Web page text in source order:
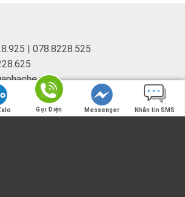
| 078.8228.525
Hoàng Mai, Hà Nội
Gọi Điện Messenger Nhắn tin SMS